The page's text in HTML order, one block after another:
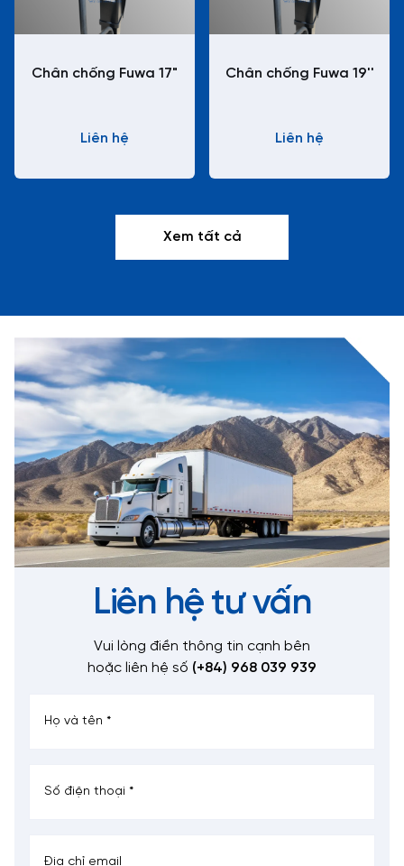
Chân chống Fuwa 17"
Liên hệ
Chân chống Fuwa 19''
Liên hệ
Xem tất cả
Liên hệ tư vấn
Vui lòng điền thông tin cạnh bên
hoặc liên hệ số (+84) 968 039 939